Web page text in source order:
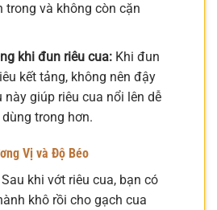
trong và không còn cặn
khi đun riêu cua:Khi đun
kết tảng, không nên đậy
này giúp riêu cua nổi lên dễ
trong hơn.
Vị và Độ Béo
khi vớt riêu cua, bạn có
khô rồi cho gạch cua